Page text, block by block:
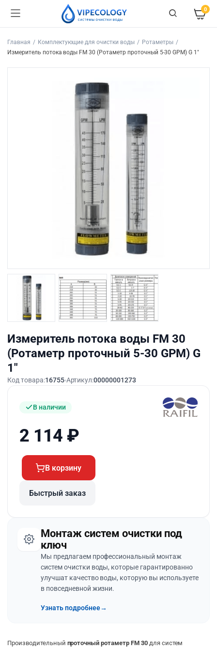
0
Главная Комплектующие для очистки воды
Ротаметры
Измеритель потока воды FM 30 (Ротаметр проточный 5-30 GPM) G 1″
Измеритель потока воды FM 30
(Ротаметр проточный 5-30 GPM) G
1″
Код товара:16755 Артикул:00000001273
В наличии
2 114 ₽
В корзину
Быстрый заказ
Монтаж систем очистки под
ключ
Мы предлагаем профессиональный монтаж
систем очистки воды, которые гарантированно
улучшат качество воды, которую вы используете
в повседневной жизни.
Узнать подробнее→
Производительный проточный ротаметр FM 30для систем